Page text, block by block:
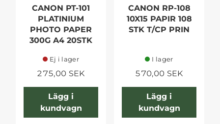
CANON PT-101
PLATINIUM
PHOTO PAPER
300G A4 20STK
Ej i lager
275,00 SEK
Lägg i
kundvagn
CANON RP-108
10X15 PAPIR 108
STK T/CP PRIN
I lager
570,00 SEK
Lägg i
kundvagn